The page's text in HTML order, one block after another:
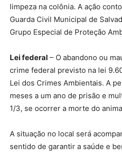
limpeza na colônia. A ação
Guarda Civil Municipal de
Grupo Especial de Proteção
Lei federal – O abandono ou
crime federal previsto na lei
Lei dos Crimes Ambientais. A
meses a um ano de prisão e
1/3, se ocorrer a morte do
A situação no local será
sentido de garantir a saúde e